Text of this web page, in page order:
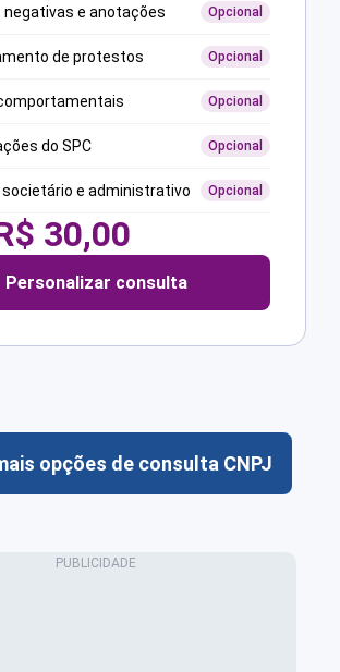
negativas e anotações Opcional
de protestos Opcional
Opcional
do SPC Opcional
societário e administrativo Opcional
30,00
Personalizar consulta
opções de consulta CNPJ